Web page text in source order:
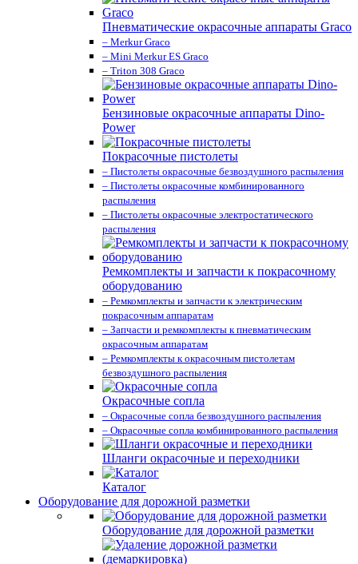
Пневматические окрасочные аппараты Graco
– Merkur Graco
– Mini Merkur ES Graco
– Triton 308 Graco
Бензиновые окрасочные аппараты Dino-
Power
Покрасочные пистолеты
– Пистолеты окрасочные безвоздушного распыления
– Пистолеты окрасочные комбинированного
распыления
– Пистолеты окрасочные электростатического
распыления
Ремкомплекты и запчасти к покрасочному
оборудованию
– Ремкомплекты и запчасти к электрическим
покрасочным аппаратам
– Запчасти и ремкомплекты к пневматическим
окрасочным аппаратам
– Ремкомплекты к окрасочным пистолетам
безвоздушного распыления
Окрасочные сопла
– Окрасочные сопла безвоздушного распыления
– Окрасочные сопла комбинированного распыления
Шланги окрасочные и переходники
Каталог
Оборудование для дорожной разметки
Оборудование для дорожной разметки